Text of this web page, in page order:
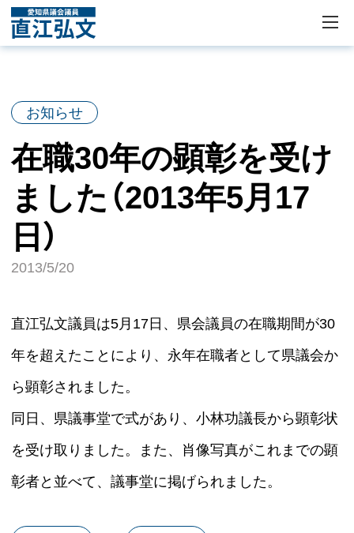
お知らせ
在職30年の顕彰を受け
ました（2013年5月17
日）
2013/5/20
直江弘文議員は5月17日、県会議員の在職期間が30
年を超えたことにより、永年在職者として県議会か
ら顕彰されました。
同日、県議事堂で式があり、小林功議長から顕彰状
を受け取りました。また、肖像写真がこれまでの顕
彰者と並べて、議事堂に掲げられました。